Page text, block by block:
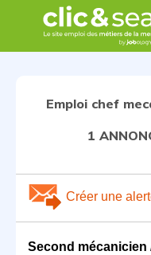
Emploi chef
1
Créer une